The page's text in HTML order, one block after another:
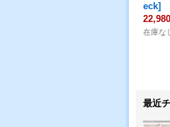
eck]
在庫な
最近